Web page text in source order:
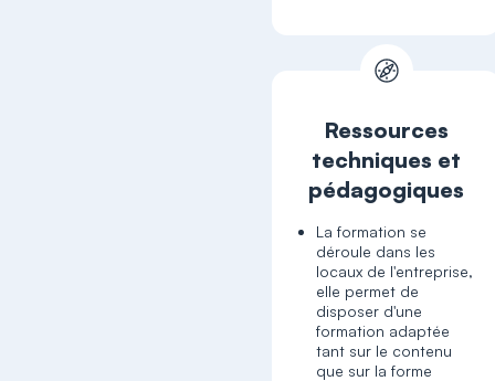
Ressources
techniques et
pédagogiques
La formation se
déroule dans les
locaux de l'entreprise,
elle permet de
disposer d'une
formation adaptée
tant sur le contenu
que sur la forme